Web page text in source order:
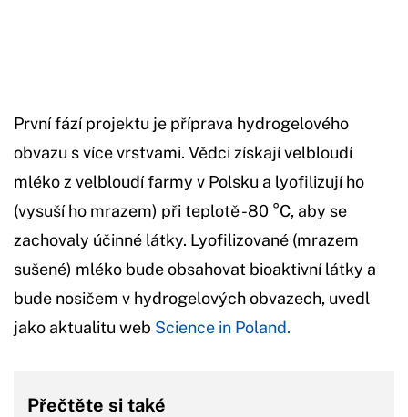
První fází projektu je příprava hydrogelového
obvazu s více vrstvami. Vědci získají velbloudí
mléko z velbloudí farmy v Polsku a lyofilizují ho
(vysuší ho mrazem) při teplotě -80 °C, aby se
zachovaly účinné látky. Lyofilizované (mrazem
sušené) mléko bude obsahovat bioaktivní látky a
bude nosičem v hydrogelových obvazech, uvedl
jako aktualitu web Science in Poland.
Přečtěte si také